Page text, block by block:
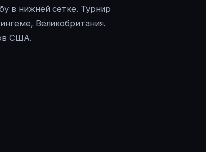
в нижней сетке. Турнир
Великобритания.
США.